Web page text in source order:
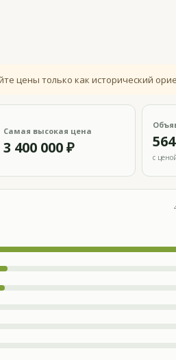
цены только как исторический
Самая высокая цена
3 400 000 ₽ 564
с